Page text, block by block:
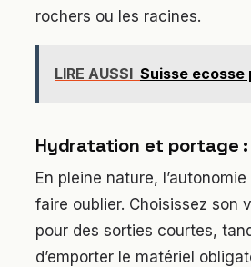
rochers ou les racines.
LIRE AUSSI Suisse
Hydratation et portage :
En pleine nature,
faire oublier. Choisissez son
pour des sorties courtes,
d’emporter le matériel